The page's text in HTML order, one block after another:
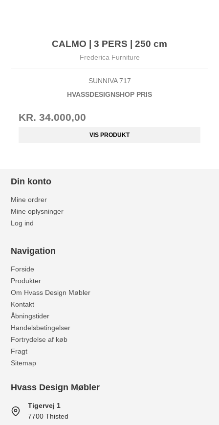
CALMO | 3 PERS | 250 cm
Frederica Furniture
SUNNIVA 717
HVASSDESIGNSHOP PRIS
KR. 34.000,00
VIS PRODUKT
Din konto
Mine ordrer
Mine oplysninger
Log ind
Navigation
Forside
Produkter
Om Hvass Design Møbler
Kontakt
Åbningstider
Handelsbetingelser
Fortrydelse af køb
Fragt
Sitemap
Hvass Design Møbler
Tigervej 1
7700 Thisted